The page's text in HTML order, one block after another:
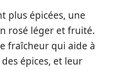
plus épicées, une
rosé léger et fruité.
fraîcheur qui aide à
épices, et leur